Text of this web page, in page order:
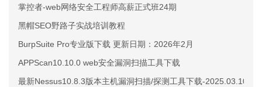
掌控者-web网络安全工程师高薪正式班24期
黑帽SEO野路子实战培训教程
BurpSuite Pro专业版下载 更新日期：2026年2月
APPScan10.10.0 web安全漏洞扫描工具下载
最新Nessus10.8.3版本主机漏洞扫描/探测工具下载-2025.03.10更